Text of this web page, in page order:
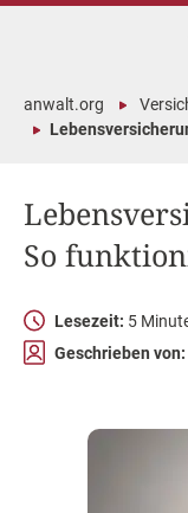
So
anwalt.org
Lesezeit: 5
Geschrieben von: